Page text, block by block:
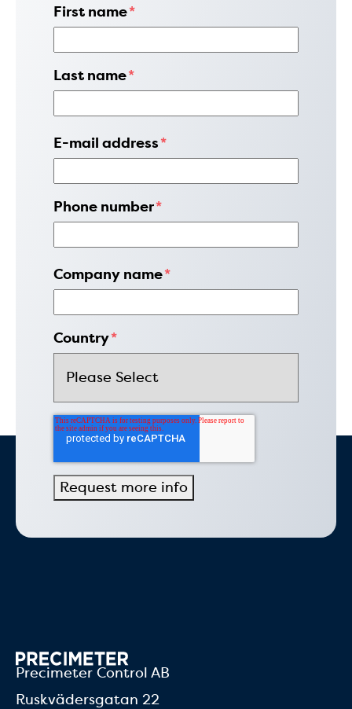
First name*
Last name*
E-mail address*
Phone number*
Company name*
Country*
Precimeter Control AB
Ruskvädersgatan 22